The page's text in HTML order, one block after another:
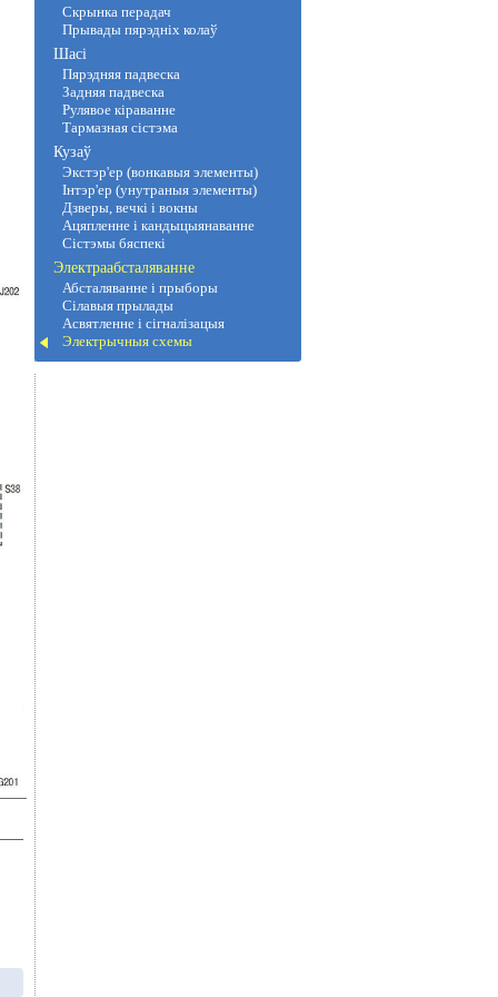
Скрынка перадач
Прывады пярэдніх колаў
Шасі
Пярэдняя падвеска
Задняя падвеска
Рулявое кіраванне
Тармазная сістэма
Кузаў
Экстэр'ер (вонкавыя элементы)
Інтэр'ер (унутраныя элементы)
Дзверы, вечкі і вокны
Ацяпленне і кандыцыянаванне
Сістэмы бяспекі
Электраабсталяванне
Абсталяванне і прыборы
Сілавыя прылады
Асвятленне і сігналізацыя
Электрычныя схемы